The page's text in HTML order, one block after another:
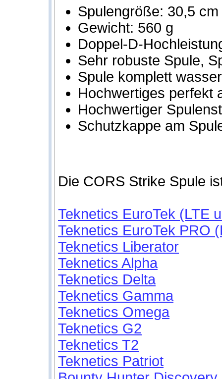
Spulengröße: 30,5
Gewicht: 560 g
Doppel-D-
Sehr robuste Spule,
Spule komplett
Hochwertiges perfekt
Hochwertiger
Schutzkappe am
Die CORS Strike Spule
Teknetics EuroTek (LTE
Teknetics EuroTek PRO
Teknetics Liberator
Teknetics Alpha
Teknetics Delta
Teknetics Gamma
Teknetics Omega
Teknetics G2
Teknetics T2
Teknetics Patriot